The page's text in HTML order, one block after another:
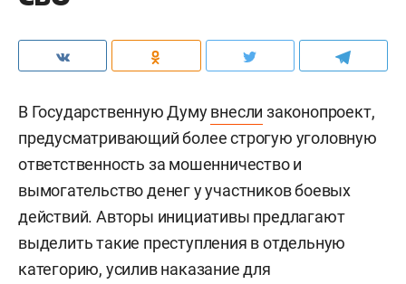
В Государственную Думувнесли законопроект,
предусматривающий более строгую уголовную
ответственность за мошенничество и
вымогательство денег у участников боевых
действий. Авторы инициативы предлагают
выделить такие преступления в отдельную
категорию, усилив наказание для